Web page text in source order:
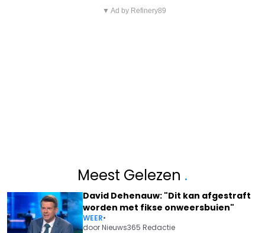
▼ Ad by Refinery89
Meest Gelezen .
David Dehenauw: "Dit kan afgestraft
worden met fikse onweersbuien"
WEER•
doorNieuws365 Redactie